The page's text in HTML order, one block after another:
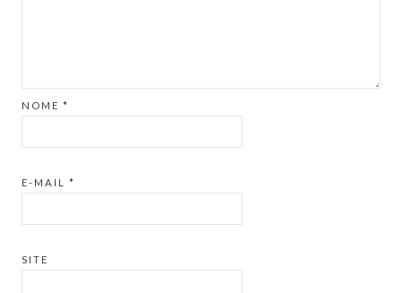
NOME *
E-MAIL *
SITE